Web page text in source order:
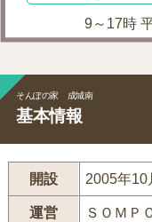
9～17時
そんぽの家 成城南
基本情報
開設 2005年10
運営 ＳＯＭＰ